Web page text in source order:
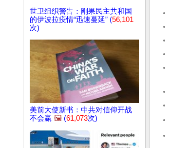
世卫组织警告：刚果民主共和国
的伊波拉疫情“迅速蔓延” (56,101
次)
美前大使新书：中共对信仰开战
不会赢 🖼️ (61,073次)